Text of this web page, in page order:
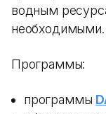
водным
необходимыми.
Программы:
программы